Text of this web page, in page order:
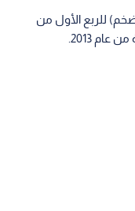
للربع الأول من